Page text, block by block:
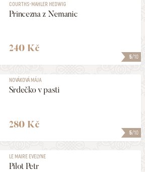
5/10
COURTHS-MAHLER HEDWIG
Princezna z Nemanic
240 Kč
5/10
NOVÁKOVÁ MÁJA
Srdečko v pasti
280 Kč
LE MAIRE EVELYNE
Pilot Petr